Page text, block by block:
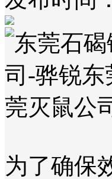
为了确保